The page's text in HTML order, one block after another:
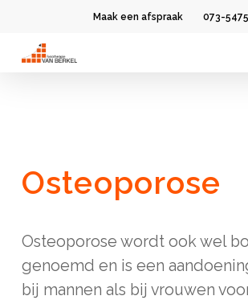
main
Maak een afspraak 073-
Osteoporose
Osteoporose wordt ook wel
genoemd en is een
bij mannen als bij vrouwen